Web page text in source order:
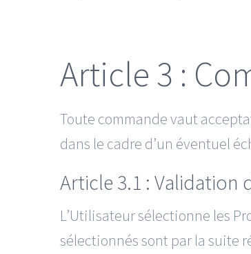
Article 3 :
Toute commande vaut
dans le cadre d’un éventuel
Article 3.1 : Validation
L’Utilisateur sélectionne les
sélectionnés sont par la suite